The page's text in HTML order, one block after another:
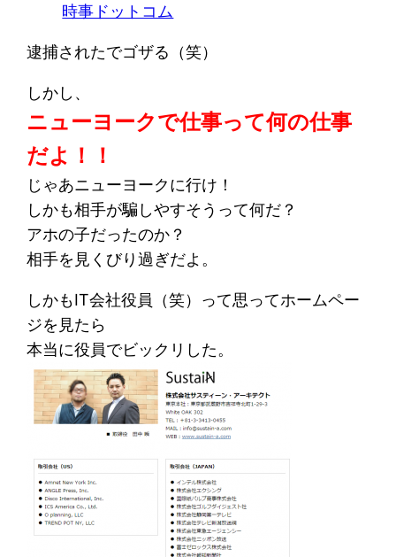
時事ドットコム
逮捕されたでゴザる（笑）
しかし、
ニューヨークで仕事って何の仕事
だよ！！
じゃあニューヨークに行け！
しかも相手が騙しやすそうって何だ？
アホの子だったのか？
相手を見くびり過ぎだよ。
しかもIT会社役員（笑）って思ってホームペー
ジを見たら
本当に役員でビックリした。